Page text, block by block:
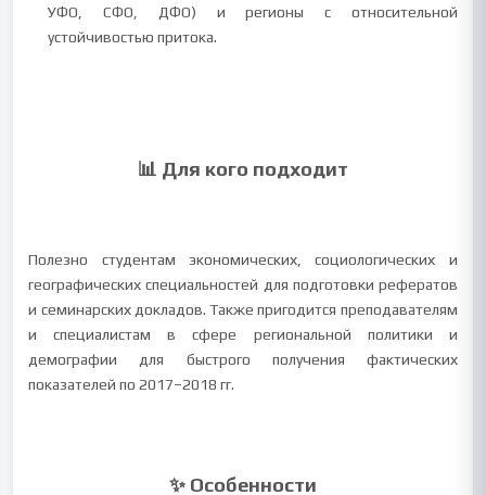
УФО, СФО, ДФО) и регионы с относительной
устойчивостью притока.
📊 Для кого подходит
Полезно студентам экономических, социологических и
географических специальностей для подготовки рефератов
и семинарских докладов. Также пригодится преподавателям
и специалистам в сфере региональной политики и
демографии для быстрого получения фактических
показателей по 2017–2018 гг.
✨ Особенности